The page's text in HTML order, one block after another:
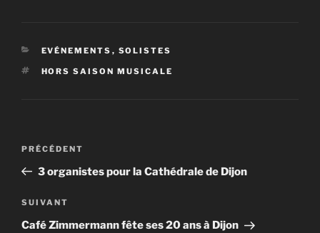
CATÉGORIES
EVÉNEMENTS , SOLISTES
ÉTIQUETTES
HORS SAISON MUSICALE
Navigation
l’article
Article
précédent
PRÉCÉDENT
3 organistes pour la Cathédrale de Dijon
Article
suivant
SUIVANT
Café Zimmermann fête ses 20 ans à Dijon